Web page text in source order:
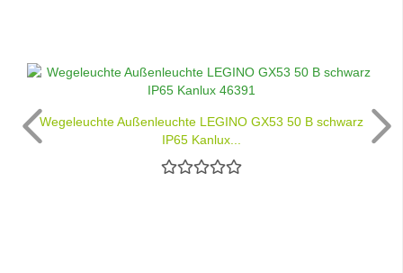
Wegeleuchte Außenleuchte LEGINO GX53 50 B schwarz
IP65 Kanlux...